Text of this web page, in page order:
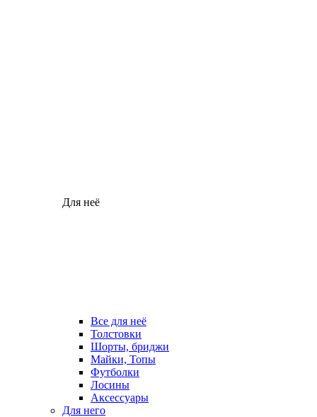
Для неё
Все для неё
Толстовки
Шорты, бриджи
Майки, Топы
Футболки
Лосины
Аксессуары
Для него